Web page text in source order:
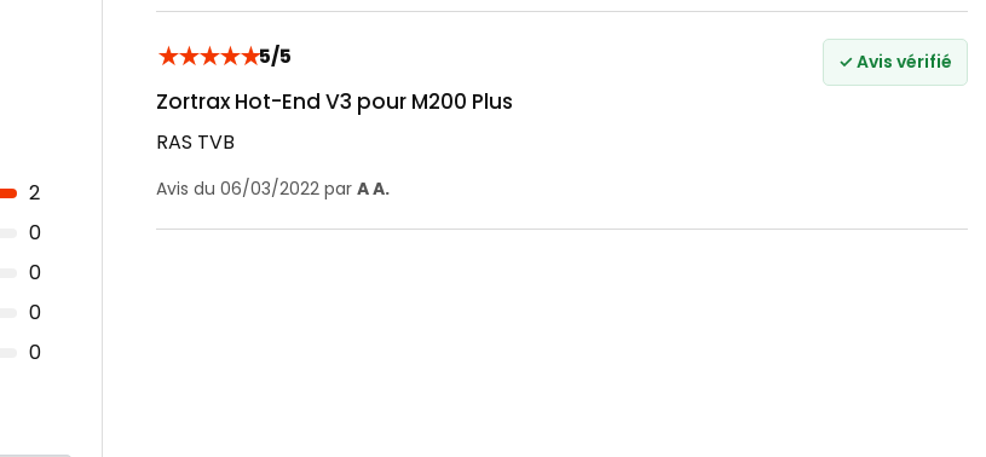
2
0
0
0
0
★★★★★5/5
Zortrax Hot-End V3 pour M200 Plus
✓ Avis vérifié
RAS TVB
Avis du 06/03/2022 par A A.